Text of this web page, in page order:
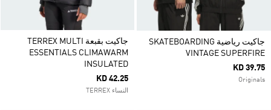
جاكيت رياضية SKATEBOARDING
VINTAGE SUPERFIRE
KD 39.75
Originals
جاكيت بقبعة TERREX MULTI
ESSENTIALS CLIMAWARM
INSULATED
KD 42.25
النساء TERREX